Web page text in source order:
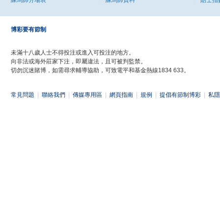
博彩要有節制
未滿十八歲人士不得投注或進入可投注的地方。
向非法或海外莊家下注，即屬違法，且可被判監禁。
切勿沉迷賭博，如需尋求輔導協助，可致電平和基金熱線1834 633。
常見問題 聯絡我們 傳媒專用區 網頁指南 規例 提倡有節制博彩 私